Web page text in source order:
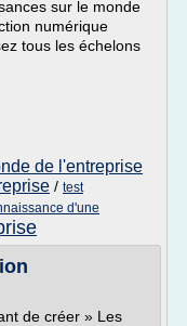
sur le monde
numérique
tous les échelons
de l'entreprise
/ test
d'une
de créer » Les